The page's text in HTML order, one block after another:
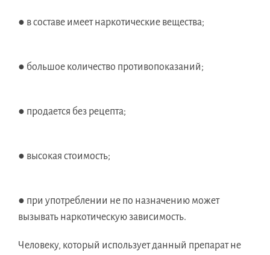
● в составе имеет наркотические вещества;
● большое количество противопоказаний;
● продается без рецепта;
● высокая стоимость;
● при употреблении не по назначению может
вызывать наркотическую зависимость.
Человеку, который использует данный препарат не